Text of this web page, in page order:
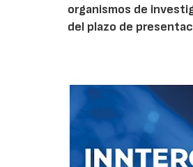
organismos de
del plazo de